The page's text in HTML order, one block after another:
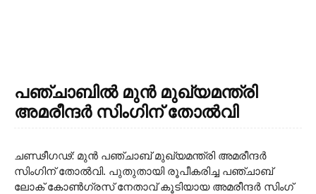
പഞ്ചാബില്‍ മുന്‍ മുഖ്യമന്ത്രി
അമരീന്ദര്‍ സിംഗിന് തോല്‍വി
ചണ്ഢീഗഢ്: മുന്‍ പഞ്ചാബ് മുഖ്യമന്ത്രി അമരീന്ദര്‍
സിംഗിന് തോല്‍വി. പുതുതായി രൂപീകരിച്ച പഞ്ചാബ്
ലോക് കോണ്‍ഗ്രസ് നേതാവ് കൂടിയായ അമരീന്ദര്‍ സിംഗ്